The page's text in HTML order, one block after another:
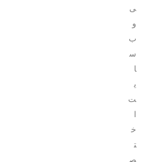
ی
و
ب
س
ا
ی
ت
خ
ت
ص